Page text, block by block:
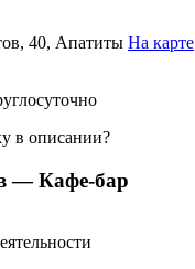
40, Апатиты На карте
в описании?
— Кафе-бар